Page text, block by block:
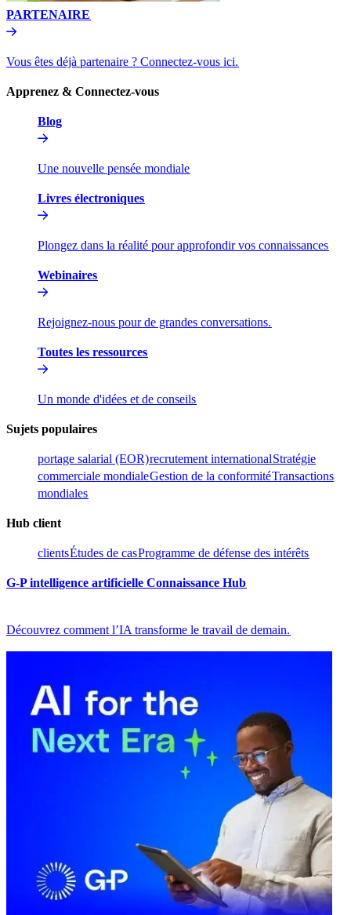
PARTENAIRE​​
Vous êtes déjà partenaire ? Connectez-vous ici.​​
Apprenez & Connectez-vous​​
Blog​​
Une nouvelle pensée mondiale​​
Livres électroniques​​
Plongez dans la réalité pour approfondir vos connaissances​​
Webinaires​​
Rejoignez-nous pour de grandes conversations.​​
Toutes les ressources​​
Un monde d'idées et de conseils​​
Sujets populaires​​
portage salarial (EOR)​​recrutement international​​Stratégie
commerciale mondiale​​Gestion de la conformité​​Transactions
mondiales​​
Hub client​​
clients​​Études de cas​​Programme de défense des intérêts​​
G-P intelligence artificielle Connaissance Hub​​
Découvrez comment l’IA transforme le travail de demain.​​